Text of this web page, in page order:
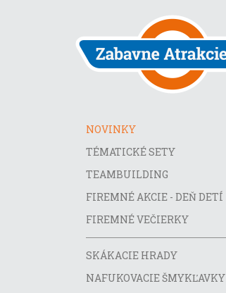
NOVINKY
TÉMATICKÉ SETY
TEAMBUILDING
FIREMNÉ AKCIE - DEŇ DETÍ
FIREMNÉ VEČIERKY
SKÁKACIE HRADY
NAFUKOVACIE ŠMYKĽAVKY